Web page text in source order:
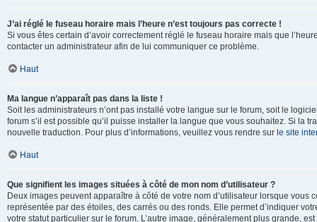
J’ai réglé le fuseau horaire mais l’heure n’est toujours pas correcte !
Si vous êtes certain d’avoir correctement réglé le fuseau horaire mais que
contacter un administrateur afin de lui communiquer ce problème.
Haut
Ma langue n’apparaît pas dans la liste !
Soit les administrateurs n’ont pas installé votre langue sur le forum, soit le
forum s’il est possible qu’il puisse installer la langue que vous souhaitez. Si la
nouvelle traduction. Pour plus d’informations, veuillez vous rendre sur le site
Haut
Que signifient les images situées à côté de mon nom d’utilisateur ?
Deux images peuvent apparaître à côté de votre nom d’utilisateur lorsque
représentée par des étoiles, des carrés ou des ronds. Elle permet d’indiquer
votre statut particulier sur le forum. L’autre image, généralement plus grande,